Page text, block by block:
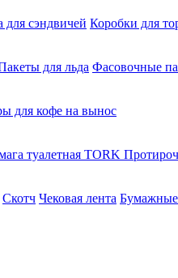
для сэндвичей Коробки для
для льда Фасовочные
для кофе на вынос
туалетная TORK
Скотч Чековая лента Бумажные